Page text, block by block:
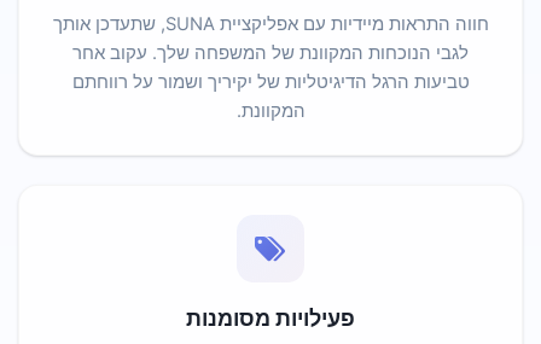
חווה התראות מיידיות עם אפליקציית SUNA, שתעדכן אותך
לגבי הנוכחות המקוונת של המשפחה שלך. עקוב אחר
טביעות הרגל הדיגיטליות של יקיריך ושמור על רווחתם
המקוונת.
פעילויות מסומנות